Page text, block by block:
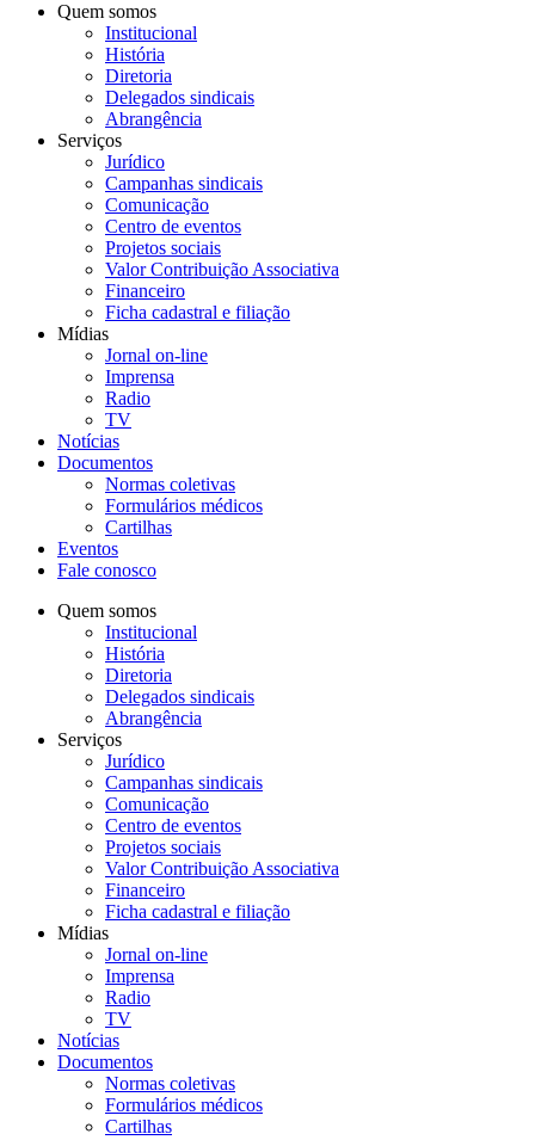
Quem somos
Institucional
História
Diretoria
Delegados sindicais
Abrangência
Serviços
Jurídico
Campanhas sindicais
Comunicação
Centro de eventos
Projetos sociais
Valor Contribuição Associativa
Financeiro
Ficha cadastral e filiação
Mídias
Jornal on-line
Imprensa
Radio
TV
Notícias
Documentos
Normas coletivas
Formulários médicos
Cartilhas
Eventos
Fale conosco
Quem somos
Institucional
História
Diretoria
Delegados sindicais
Abrangência
Serviços
Jurídico
Campanhas sindicais
Comunicação
Centro de eventos
Projetos sociais
Valor Contribuição Associativa
Financeiro
Ficha cadastral e filiação
Mídias
Jornal on-line
Imprensa
Radio
TV
Notícias
Documentos
Normas coletivas
Formulários médicos
Cartilhas